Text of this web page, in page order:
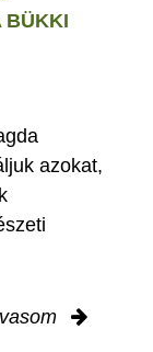
BÜKKI
azokat,